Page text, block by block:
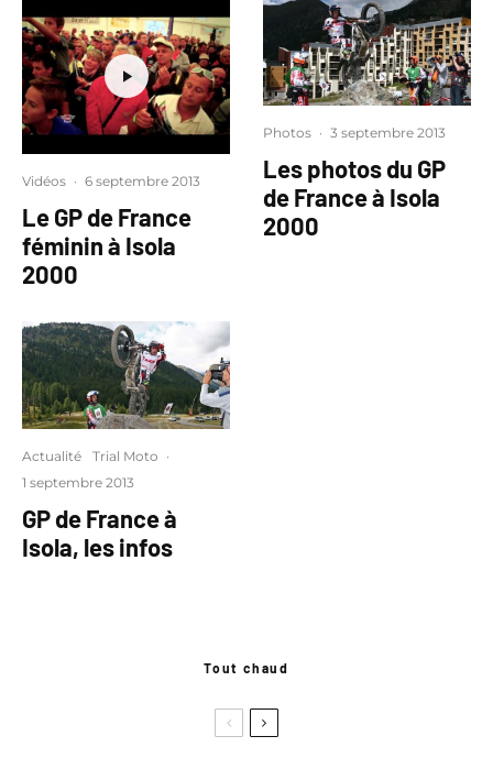
Vidéos · 6 septembre 2013
Le GP de France
féminin à Isola
2000
Actualité Trial Moto ·
1 septembre 2013
GP de France à
Isola, les infos
Photos · 3 septembre 2013
Les photos du GP
de France à Isola
2000
Tout chaud